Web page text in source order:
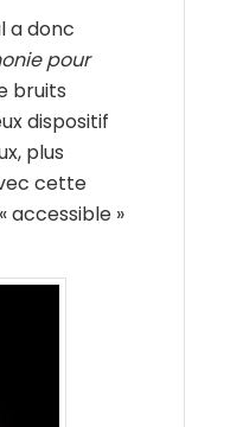
a donc
pour
bruits
dispositif
plus
cette
accessible »